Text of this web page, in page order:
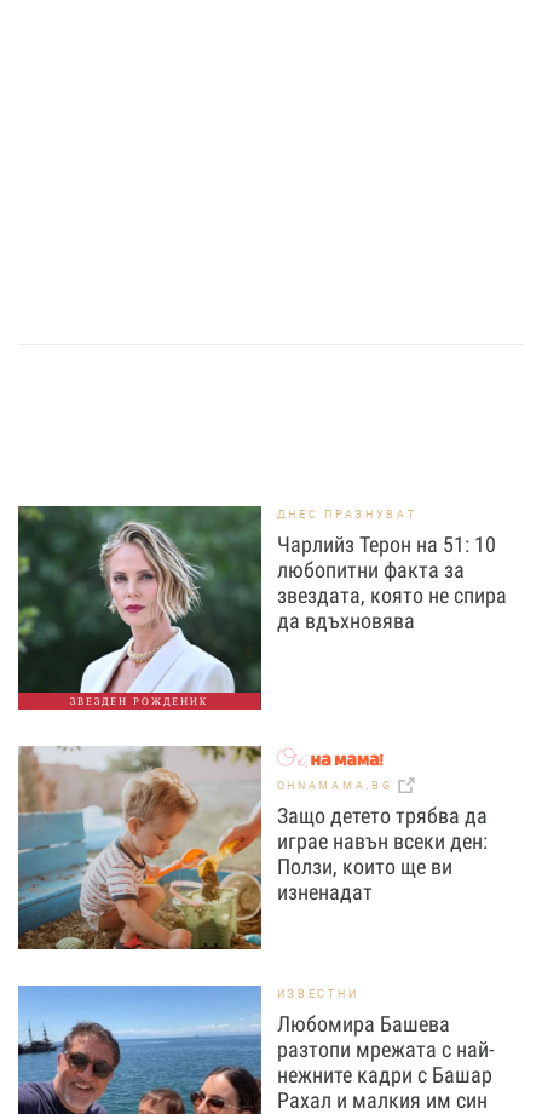
ЗВЕЗДЕН РОЖДЕНИК
ДНЕС ПРАЗНУВАТ
Чарлийз Терон на 51: 10
любопитни факта за
звездата, която не спира
да вдъхновява
OHNAMAMA.BG
Защо детето трябва да
играе навън всеки ден:
Ползи, които ще ви
изненадат
ИЗВЕСТНИ
Любомира Башева
разтопи мрежата с най-
нежните кадри с Башар
Рахал и малкия им син